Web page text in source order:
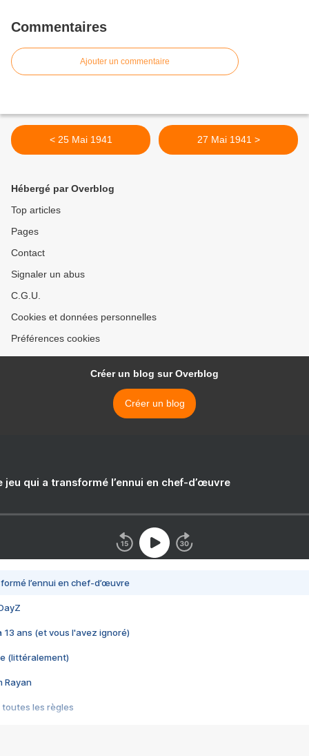
Commentaires
Ajouter un commentaire
< 25 Mai 1941 27 Mai 1941 >
Hébergé par Overblog
Top articles
Pages
Contact
Signaler un abus
C.G.U.
Cookies et données personnelles
Préférences cookies
Créer un blog sur Overblog
Créer un blog
jeu qui a transformé l’ennui en chef-d’œuvre
l’ennui en chef-d’œuvre
13 ans (et vous l'avez ignoré)
(littéralement)
Rayan
toutes les règles